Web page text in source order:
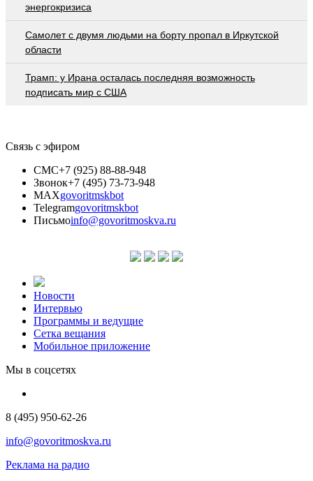
энергокризиса
Самолет с двумя людьми на борту пропал в Иркутской
области
Трамп: у Ирана осталась последняя возможность
подписать мир с США
Связь с эфиром
СМС+7 (925) 88-88-948
Звонок+7 (495) 73-73-948
MAXgovoritmskbot
Telegramgovoritmskbot
Письмоinfo@govoritmoskva.ru
Новости
Интервью
Программы и ведущие
Сетка вещания
Мобильное приложение
Мы в соцсетях
8 (495) 950-62-26
info@govoritmoskva.ru
Реклама на радио